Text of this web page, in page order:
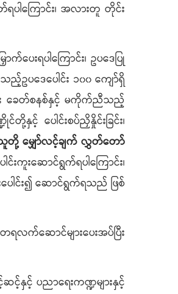
ါကြောင်း၊ အလားတူ တိုင်း
းရပါကြောင်း၊ ဥပဒေပြု
ည့်ဥပဒေပေါင်း ၁၀၀ ကျော်ရှိ
င်း ခေတ်စနစ်နှင့် မကိုက်ညီသည့်
နှင့် ပေါင်းစပ်ညှိနှိုင်းခြင်း၊
တို့ မျှော်လင့်ချက် လွှတ်တော်
းဆောင်ရွက်ရပါကြောင်း၊
ါင်း၍ ဆောင်ရွက်ရသည် ဖြစ်
က်ဆောင်များပေးအပ်ပြီး
င့် ပညာရေးကဏ္ဍများနှင့်